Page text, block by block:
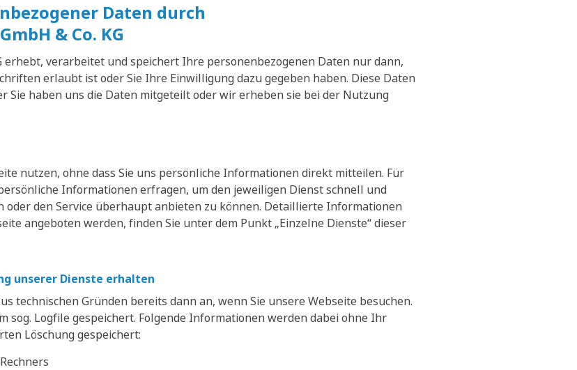
Daten durch
& Co. KG
erhebt, verarbeitet und speichert Ihre personenbezogenen Daten nur dann,
erlaubt ist oder Sie Ihre Einwilligung dazu gegeben haben. Diese Daten
Sie haben uns die Daten mitgeteilt oder wir erheben sie bei der Nutzung
nutzen, ohne dass Sie uns persönliche Informationen direkt mitteilen. Für
Informationen erfragen, um den jeweiligen Dienst schnell und
den Service überhaupt anbieten zu können. Detaillierte Informationen
angeboten werden, finden Sie unter dem Punkt „Einzelne Dienste“ dieser
unserer Dienste erhalten
technischen Gründen bereits dann an, wenn Sie unsere Webseite besuchen.
sog. Logfile gespeichert. Folgende Informationen werden dabei ohne Ihr
Löschung gespeichert: